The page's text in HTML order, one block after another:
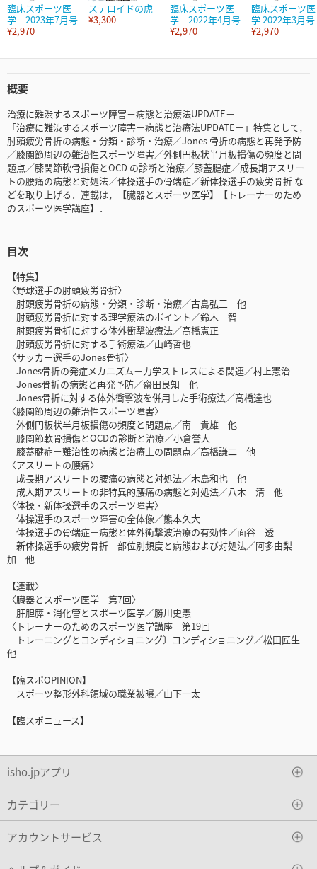
臨床スポーツ医
学 2023年7月号
¥2,970
ステロイドの虎
¥3,300
臨床スポーツ医
学 2022年4月号
¥2,970
臨床スポーツ医
学 2022年3月号
¥2,970
概要
治療に難渋するスポーツ障害－病態と治療法UPDATE－
「治療に難渋するスポーツ障害－病態と治療法UPDATE－」特集として，
肘頭疲労骨折の病態・分類・診断・治療／Jones 骨折の病態と再発予防
／膝関節周辺の難治性スポーツ障害／外側円板状半月板損傷の頻度と問
題点／膝関節軟骨損傷とOCD の診断と治療／膝蓋腱症／成長期アスリー
トの腰痛の病態と対処法／体操選手の骨端症／新体操選手の疲労骨折 な
どを取り上げる．連載は，【臓器とスポーツ医学】【トレーナーのため
のスポーツ医学講座】．
目次
【特集】
〈野球選手の肘頭疲労骨折〉
肘頭疲労骨折の病態・分類・診断・治療／古島弘三 他
肘頭疲労骨折に対する理学療法のポイント／鈴木 智
肘頭疲労骨折に対する体外衝撃波療法／高橋憲正
肘頭疲労骨折に対する手術療法／山崎哲也
〈サッカー選手のJones骨折〉
Jones骨折の発症メカニズム－力学ストレスによる関連／村上憲治
Jones骨折の病態と再発予防／齋田良知 他
Jones骨折に対する体外衝撃波を併用した手術療法／髙橋達也
〈膝関節周辺の難治性スポーツ障害〉
外側円板状半月板損傷の頻度と問題点／南 貴雄 他
膝関節軟骨損傷とOCDの診断と治療／小倉誉大
膝蓋腱症－難治性の病態と治療上の問題点／高橋謙二 他
〈アスリートの腰痛〉
成長期アスリートの腰痛の病態と対処法／木島和也 他
成人期アスリートの非特異的腰痛の病態と対処法／八木 清 他
〈体操・新体操選手のスポーツ障害〉
体操選手のスポーツ障害の全体像／熊本久大
体操選手の骨端症－病態と体外衝撃波治療の有効性／面谷 透
新体操選手の疲労骨折－部位別頻度と病態および対処法／阿多由梨
加 他
【連載〉
〈臓器とスポーツ医学 第7回〉
肝胆膵・消化管とスポーツ医学／勝川史憲
〈トレーナーのためのスポーツ医学講座 第19回
トレーニングとコンディショニング〕コンディショニング／松田匠生
他
【臨スポOPINION】
スポーツ整形外科領域の職業被曝／山下一太
【臨スポニュース】
isho.jpアプリ
カテゴリー
アカウントサービス